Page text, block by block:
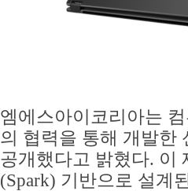
엠에스아이코리아는
의 협력을 통해 개발한
공개했다고 밝혔다. 이
(Spark) 기반으로 설계